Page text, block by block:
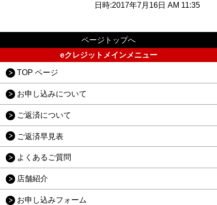
日時:2017年7月16日 AM 11:35
ページトップへ
eクレジットメインメニュー
TOP ページ
お申し込みについて
ご返済について
ご返済早見表
よくあるご質問
店舗紹介
お申し込みフォーム